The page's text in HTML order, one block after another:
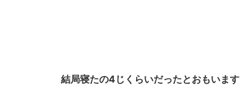
結局寝たの4じくらいだったとおもいます